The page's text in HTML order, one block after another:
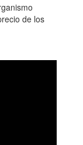
de los